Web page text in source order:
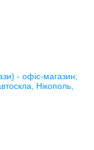
- офіс-магазин;
Нікополь,